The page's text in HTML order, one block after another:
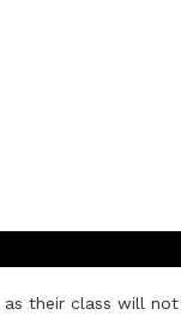
their class will not